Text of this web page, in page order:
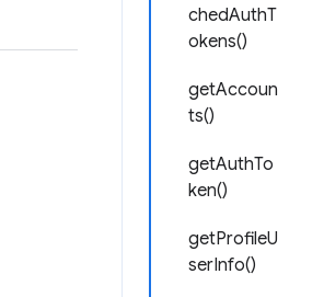
chedAuthT
okens()
getAccoun
ts()
getAuthTo
ken()
getProfileU
serInfo()